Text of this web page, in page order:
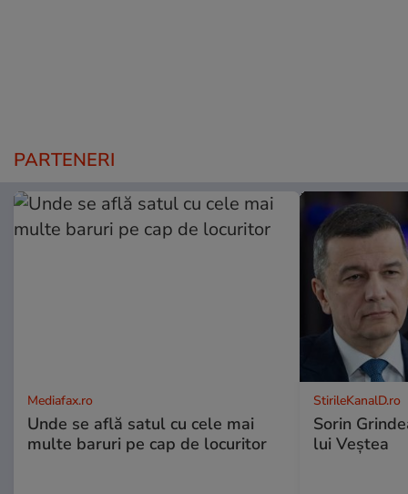
PARTENERI
Mediafax.ro
Unde se află satul cu cele mai
multe baruri pe cap de locuritor
StirileKanalD.ro
Sorin
lui Veștea